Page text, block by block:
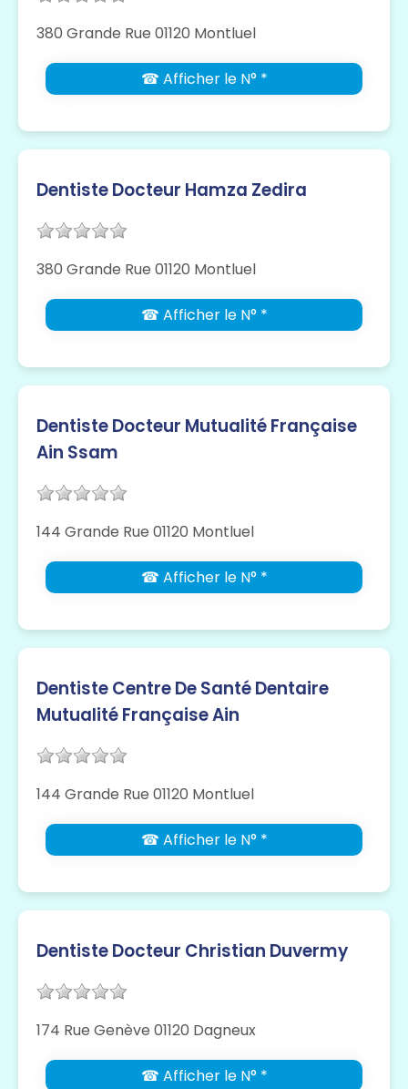
380 Grande Rue 01120 Montluel
☎ Afficher le N° *
Dentiste Docteur Hamza Zedira
380 Grande Rue 01120 Montluel
☎ Afficher le N° *
Dentiste Docteur Mutualité Française
Ain Ssam
144 Grande Rue 01120 Montluel
☎ Afficher le N° *
Dentiste Centre De Santé Dentaire
Mutualité Française Ain
144 Grande Rue 01120 Montluel
☎ Afficher le N° *
Dentiste Docteur Christian Duvermy
174 Rue Genève 01120 Dagneux
☎ Afficher le N° *